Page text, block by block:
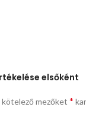
elsőként
kötelező mezőket *